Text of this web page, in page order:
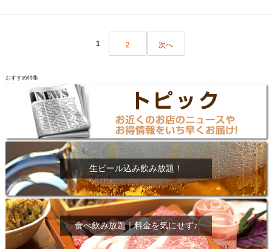
1 2 次へ
おすすめ特集
生ビール込み飲み放題！
食べ飲み放題｜料金を気にせず♪